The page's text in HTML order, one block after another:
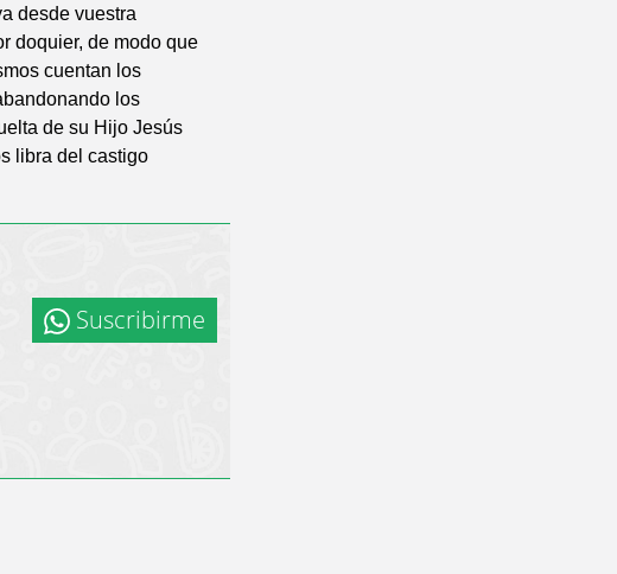
desde vuestra
doquier, de modo que
cuentan los
los
de su Hijo Jesús
libra del castigo
Suscribirme